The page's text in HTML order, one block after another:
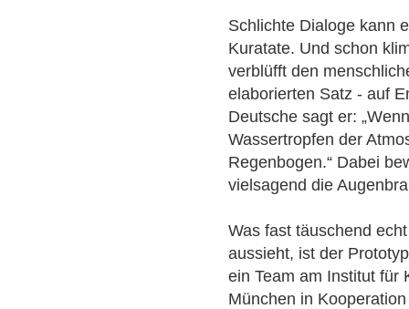
Schlichte Dialoge kann
Kuratate. Und schon
verblüfft den
elaborierten Satz - auf
Deutsche sagt er:
Wassertropfen der
Regenbogen.“ Dabei
vielsagend die
Was fast täuschend
aussieht, ist der
ein Team am Institut für
München in